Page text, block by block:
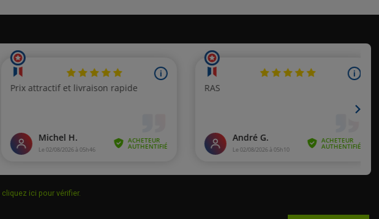
cliquez ici pour vérifier.